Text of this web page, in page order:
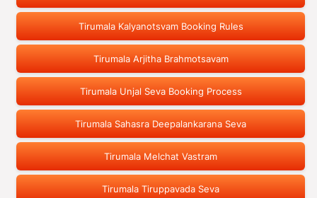
Tirumala Kalyanotsvam Booking Rules
Tirumala Arjitha Brahmotsavam
Tirumala Unjal Seva Booking Process
Tirumala Sahasra Deepalankarana Seva
Tirumala Melchat Vastram
Tirumala Tiruppavada Seva